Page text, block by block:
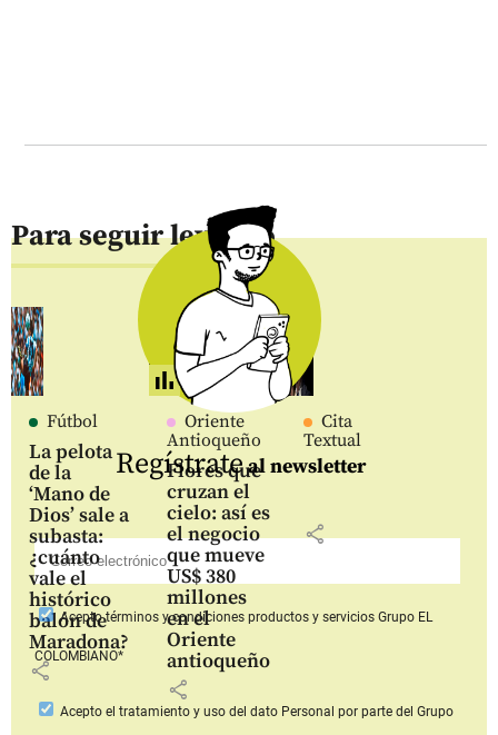
Para seguir leyendo
Fútbol
La pelota
de la
‘Mano de
Dios’ sale a
subasta:
¿cuánto
vale el
histórico
balón de
Maradona?
share
Oriente
Antioqueño
Flores que
cruzan el
cielo: así es
el negocio
que mueve
US$ 380
millones
en el
Oriente
antioqueño
share
Cita
Textual
share
Regístrateal newsletter
Aceptotérminos y condiciones productos y serviciosGrupo EL
COLOMBIANO*
Acepto el tratamiento y uso del dato Personal por parte del Grupo